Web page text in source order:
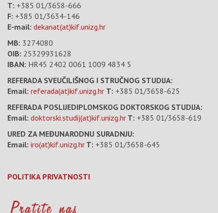
T: +385 01/3658-666
F: +385 01/3634-146
E-mail: dekanat(at)kif.unizg.hr
MB: 3274080
OIB: 25329931628
IBAN: HR45 2402 0061 1009 4834 5
REFERADA SVEUČILIŠNOG I STRUČNOG STUDIJA:
Email: referada(at)kif.unizg.hr T: +385 01/3658-625
REFERADA POSLIJEDIPLOMSKOG DOKTORSKOG STUDIJA:
Email: doktorski.studij(at)kif.unizg.hr T: +385 01/3658-619
URED ZA MEĐUNARODNU SURADNJU:
Email: iro(at)kif.unizg.hr T: +385 01/3658-645
POLITIKA PRIVATNOSTI